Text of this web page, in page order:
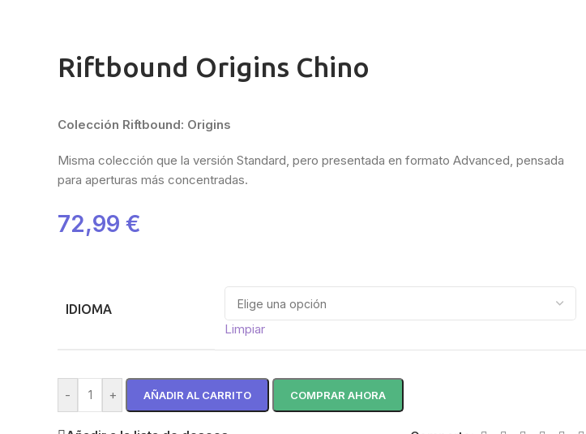
Riftbound Origins Chino
Colección Riftbound: Origins
Misma colección que la versión Standard, pero presentada en formato Advanced, pensada
para aperturas más concentradas.
72,99 €
IDIOMA
Limpiar
- + AÑADIR AL CARRITO COMPRAR AHORA